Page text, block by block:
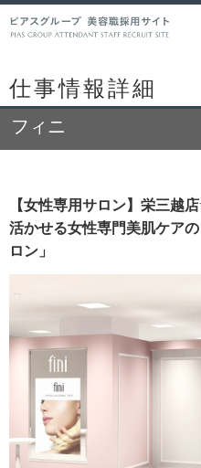
仕事情報詳細
フィニ
【女性専用サロン】栄三越
活かせる女性専門美肌ケア
ロン」